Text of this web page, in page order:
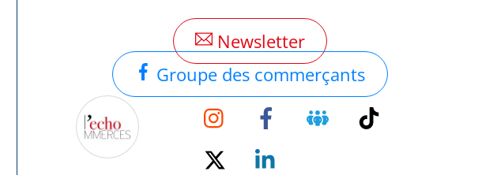
Newsletter
Groupe des commerçants
InstagramFacebook Groupe
Facebook
Twitter